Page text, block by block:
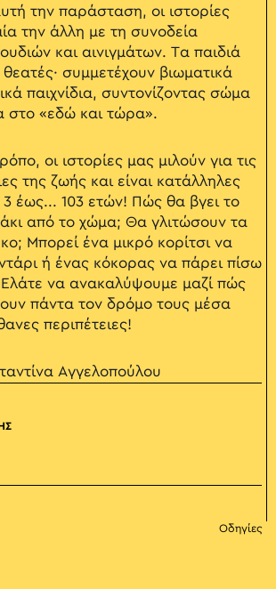
την παράσταση, οι ιστορίες
την άλλη με τη συνοδεία
και αινιγμάτων. Τα παιδιά
θεατές· συμμετέχουν βιωματικά
παιχνίδια, συντονίζοντας σώμα
στο «εδώ και τώρα».
οι ιστορίες μας μιλούν για τις
της ζωής και είναι κατάλληλες
3 έως... 103 ετών! Πώς θα βγει το
από το χώμα; Θα γλιτώσουν τα
Μπορεί ένα μικρό κορίτσι να
ή ένας κόκορας να πάρει πίσω
να ανακαλύψουμε μαζί πώς
πάντα τον δρόμο τους μέσα
περιπέτειες!
Αγγελοπούλου
Οδηγίες